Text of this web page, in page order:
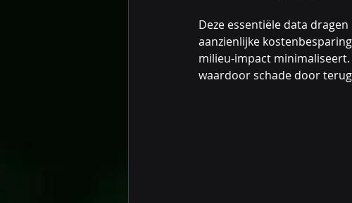
Deze essentiële data
aanzienlijke
milieu-impact
waardoor schade door